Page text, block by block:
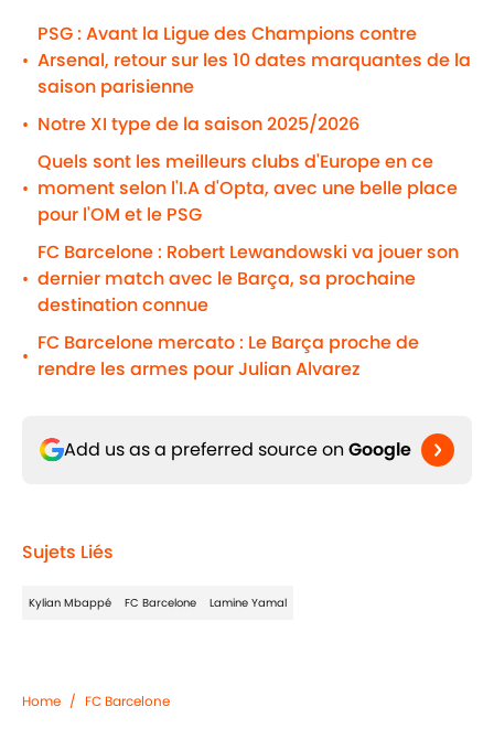
•
PSG : Avant la Ligue des Champions contre
Arsenal, retour sur les 10 dates marquantes de la
saison parisienne
• Notre XI type de la saison 2025/2026
•
Quels sont les meilleurs clubs d'Europe en ce
moment selon l'I.A d'Opta, avec une belle place
pour l'OM et le PSG
•
FC Barcelone : Robert Lewandowski va jouer son
dernier match avec le Barça, sa prochaine
destination connue
•
FC Barcelone mercato : Le Barça proche de
rendre les armes pour Julian Alvarez
Add us as a preferred source on Google
Sujets Liés
Kylian Mbappé FC Barcelone Lamine Yamal
Home / FC Barcelone